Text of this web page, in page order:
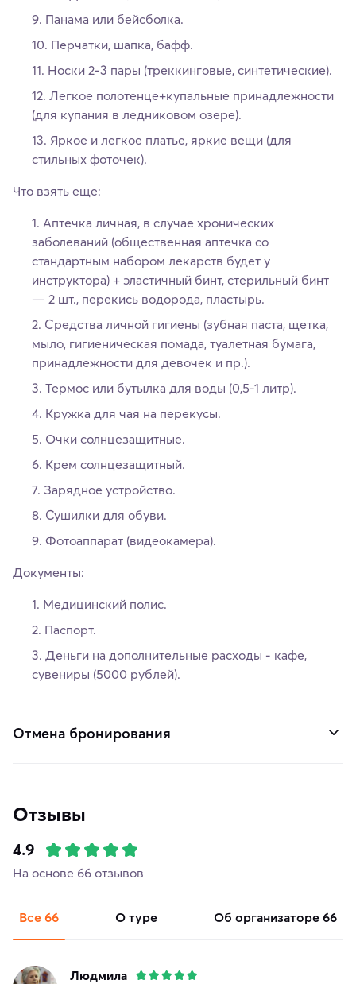
Панама или бейсболка.
Перчатки, шапка, бафф.
Носки 2-3 пары (треккинговые, синтетические).
Легкое полотенце+купальные принадлежности
(для купания в ледниковом озере).
Яркое и легкое платье, яркие вещи (для
стильных фоточек).
Что взять еще:
Аптечка личная, в случае хронических
заболеваний (общественная аптечка со
стандартным набором лекарств будет у
инструктора) + эластичный бинт, стерильный бинт
— 2 шт., перекись водорода, пластырь.
Средства личной гигиены (зубная паста, щетка,
мыло, гигиеническая помада, туалетная бумага,
принадлежности для девочек и пр.).
Термос или бутылка для воды (0,5-1 литр).
Кружка для чая на перекусы.
Очки солнцезащитные.
Крем солнцезащитный.
Зарядное устройство.
Сушилки для обуви.
Фотоаппарат (видеокамера).
Документы:
Медицинский полис.
Паспорт.
Деньги на дополнительные расходы - кафе,
сувениры (5000 рублей).
Отмена бронирования
Отзывы
4.9
На основе 66 отзывов
Все 66 о туре об организаторе 66
Людмила